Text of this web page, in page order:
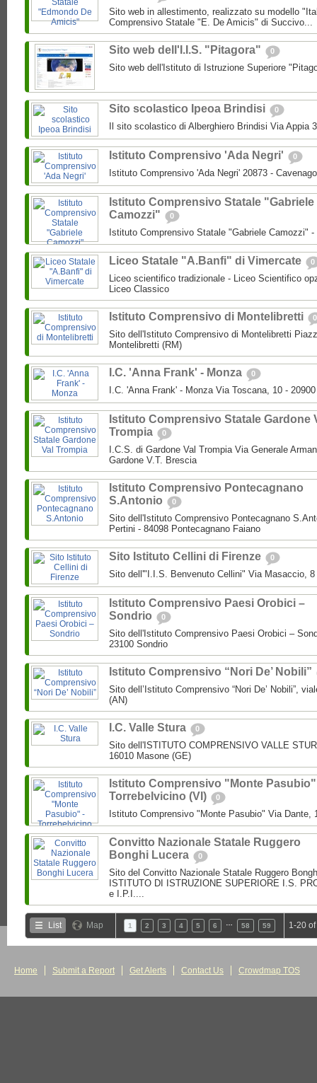
Sito web in allestimento, realizzato su modello
Comprensivo Statale "E. De Amicis" di Succivo...
Sito web dell'I.I.S. "Pitagora" 0
Sito web dell'Istituto di Istruzione Superiore
Sito scolastico Ipeoa Brindisi 0
Il sito scolastico di Alberghiero Brindisi Via Appia
Istituto Comprensivo 'Ada Negri' 0
Istituto Comprensivo 'Ada Negri' 20873 -
Istituto Comprensivo Statale "Gabriele
Camozzi"
0
Istituto Comprensivo Statale "Gabriele Camozzi"
Liceo Statale "A.Banfi" di Vimercate 0
Liceo scientifico tradizionale - Liceo Scientifico
Liceo Classico
Istituto Comprensivo di Montelibretti 0
Sito dell'Istituto Comprensivo di Montelibretti
Montelibretti (RM)
I.C. 'Anna Frank' - Monza 0
I.C. 'Anna Frank' - Monza Via Toscana, 10 -
Istituto Comprensivo Statale Gardone
Trompia
0
I.C.S. di Gardone Val Trompia Via Generale
Gardone V.T. Brescia
Istituto Comprensivo Pontecagnano
S.Antonio
0
Sito dell'Istituto Comprensivo Pontecagnano
Pertini - 84098 Pontecagnano Faiano
Sito Istituto Cellini di Firenze 0
Sito dell'"I.I.S. Benvenuto Cellini" Via Masaccio, 8
Istituto Comprensivo Paesi Orobici –
Sondrio
0
Sito dell'Istituto Comprensivo Paesi Orobici –
23100 Sondrio
Istituto Comprensivo “Nori De’ Nobili”
Sito dell’Istituto Comprensivo “Nori De’ Nobili”,
(AN)
I.C. Valle Stura 0
Sito dell'ISTITUTO COMPRENSIVO VALLE
16010 Masone (GE)
Istituto Comprensivo "Monte
Torrebelvicino (VI)
0
Istituto Comprensivo "Monte Pasubio" Via Dante,
Convitto Nazionale Statale Ruggero
Bonghi Lucera
0
Sito del Convitto Nazionale Statale Ruggero
ISTITUTO DI ISTRUZIONE SUPERIORE I.S.
e I.P.I....
List Map 1 2 3 4 5 6 58 59 1-20
Home Submit a Report Get Alerts Contact Us Crowdmap TOS